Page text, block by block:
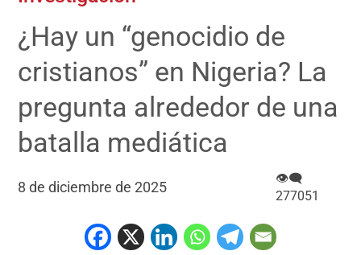
¿Hay un “genocidio de
cristianos” en Nigeria? La
pregunta alrededor de una
batalla mediática
8 de diciembre de 2025
👁‍🗨
277051